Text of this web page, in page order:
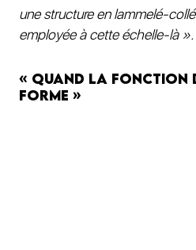
une structure en lammelé-
employée à cette échelle-là ».
« Quand la fonction
forme »